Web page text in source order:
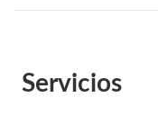
Servicios